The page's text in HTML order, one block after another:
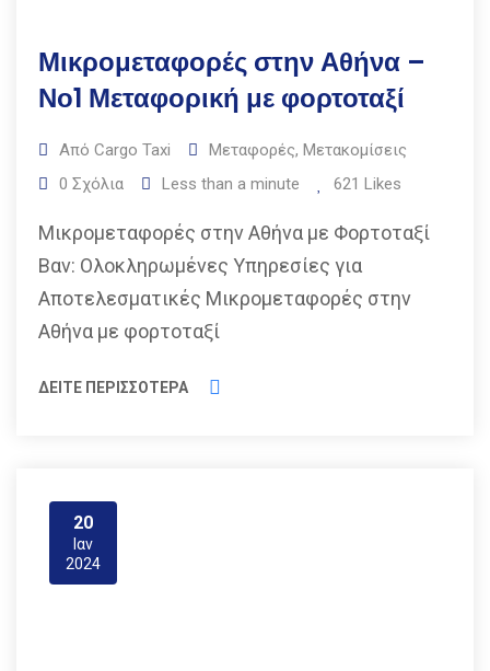
Μικρομεταφορές στην Αθήνα –
Νο1 Μεταφορική με φορτοταξί
Από Cargo Taxi Μεταφορές, Μετακομίσεις
0 Σχόλια Less than a minute 621 Likes
Μικρομεταφορές στην Αθήνα με Φορτοταξί
Βαν: Ολοκληρωμένες Υπηρεσίες για
Αποτελεσματικές Μικρομεταφορές στην
Αθήνα με φορτοταξί
ΔΕΙΤΕ ΠΕΡΙΣΣΟΤΕΡΑ
20
Ιαν
2024